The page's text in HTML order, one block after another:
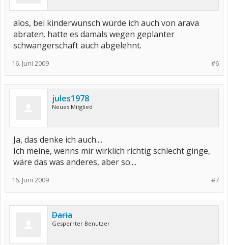
alos, bei kinderwunsch würde ich auch von arava
abraten. hatte es damals wegen geplanter
schwangerschaft auch abgelehnt.
#6
16. Juni 2009
jules1978
Neues Mitglied
Ja, das denke ich auch....
Ich meine, wenns mir wirklich richtig schlecht ginge,
wäre das was anderes, aber so....
#7
16. Juni 2009
Daria
Gesperrter Benutzer